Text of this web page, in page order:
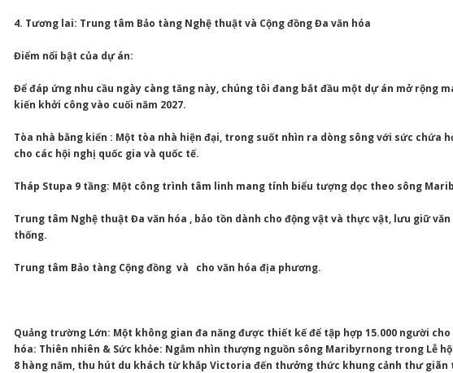
4. Tương lai: Trung tâm Bảo tàng Nghệ thuật và Cộng đồng Đa văn hóa
Điểm nổi bật của dự án:
Để đáp ứng nhu cầu ngày càng tăng này, chúng tôi đang bắt đầu một dự án mở rộng
kiến ​​khởi công vào cuối năm 2027.
Tòa nhà bằng kiến : Một tòa nhà hiện đại, trong suốt nhìn ra dòng sông với sức chứa
cho các hội nghị quốc gia và quốc tế.
Tháp Stupa 9 tầng: Một công trình tâm linh mang tính biểu tượng dọc theo sông
Trung tâm Nghệ thuật Đa văn hóa , bảo tồn dành cho động vật và thực vật, lưu giữ
thống.
Trung tâm Bảo tàng Cộng đồng và cho văn hóa địa phương.
Quảng trường Lớn: Một không gian đa năng được thiết kế để tập hợp 15.000 người cho
hóa: Thiên nhiên & Sức khỏe: Ngắm nhìn thượng nguồn sông Maribyrnong trong Lễ
8 hàng năm, thu hút du khách từ khắp Victoria đến thưởng thức khung cảnh thư giãn